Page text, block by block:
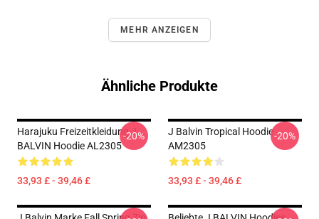
MEHR ANZEIGEN
Ähnliche Produkte
Harajuku Freizeitkleidung J
BALVIN Hoodie AL2305
33,93 £ - 39,46 £
-20%
J Balvin Tropical Hoodie
AM2305
33,93 £ - 39,46 £
-20%